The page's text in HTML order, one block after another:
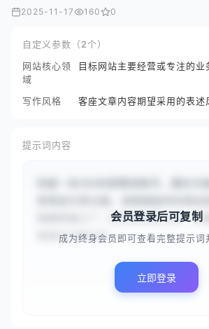
2025-11-17 160 0
自定义参数（2个）
网站核心领
域
目标网站主要经营或专注的业
写作风格 客座文章内容期望采用的表述
提示词内容
持续时尚}}”，分析其内容方向，并
有吸引力和SEO...
会员登录后可复制
成为终身会员即可查看完整提示词
立即登录